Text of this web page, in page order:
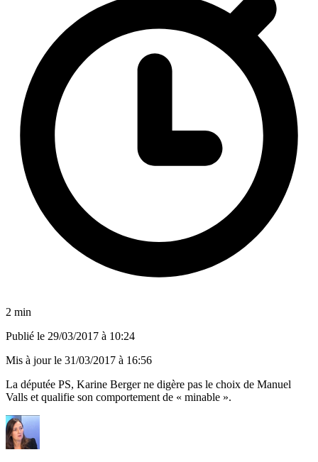
2 min
Publié le 29/03/2017 à 10:24
Mis à jour le 31/03/2017 à 16:56
La députée PS, Karine Berger ne digère pas le choix de Manuel
Valls et qualifie son comportement de « minable ».